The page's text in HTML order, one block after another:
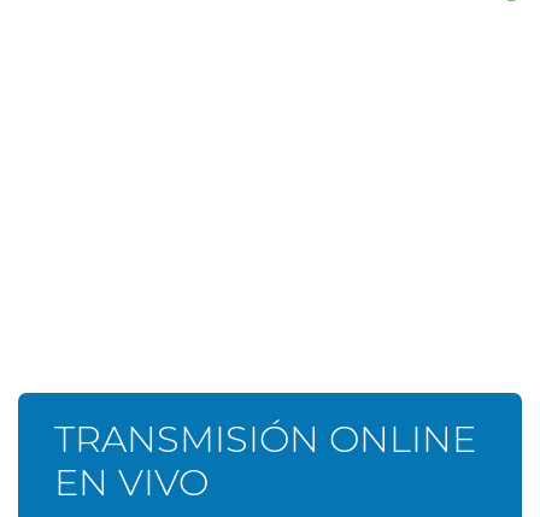
TRANSMISIÓN ONLINE
EN VIVO